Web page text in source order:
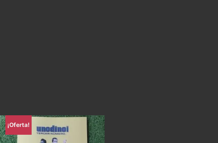
¡Oferta!